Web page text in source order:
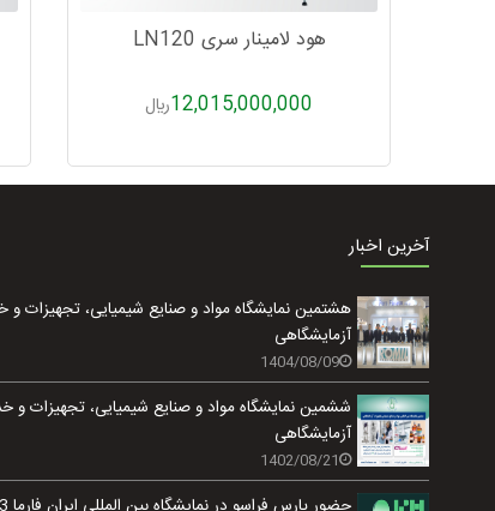
هود لامینار سری LN120
12,015,000,000ريال
آخرین اخبار
هشتمین نمایشگاه مواد و صنایع شیمیایی، تجهیزات و
آزمایشگاهی
1404/08/09
ششمین نمایشگاه مواد و صنایع شیمیایی، تجهیزات و
آزمایشگاهی
1402/08/21